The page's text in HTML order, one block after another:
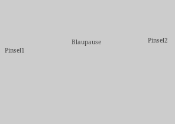
Pinsel1
Blaupause Pinsel2